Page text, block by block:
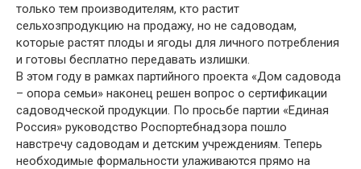
только тем производителям, кто растит
сельхозпродукцию на продажу, но не садоводам,
которые растят плоды и ягоды для личного потребления
и готовы бесплатно передавать излишки.
В этом году в рамках партийного проекта «Дом садовода
– опора семьи» наконец решен вопрос о сертификации
садоводческой продукции. По просьбе партии «Единая
Россия» руководство Роспортебнадзора пошло
навстречу садоводам и детским учреждениям. Теперь
необходимые формальности улаживаются прямо на